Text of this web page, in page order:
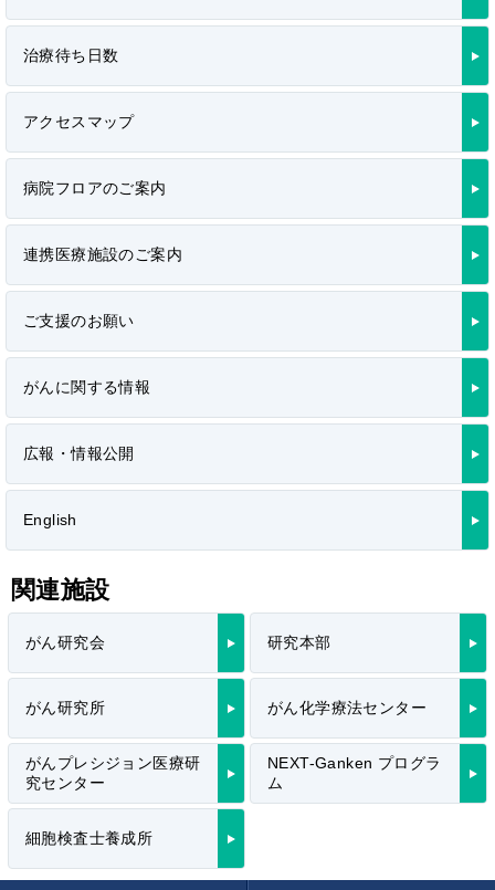
治療待ち日数
アクセスマップ
病院フロアのご案内
連携医療施設のご案内
ご支援のお願い
がんに関する情報
広報・情報公開
English
関連施設
がん研究会 研究本部
がん研究所 がん化学療法センター
がんプレシジョン医療研
究センター
NEXT-Ganken プログラ
ム
細胞検査士養成所